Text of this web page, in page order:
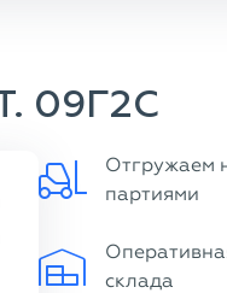
09Г2С
Отгружаем
партиями
склада